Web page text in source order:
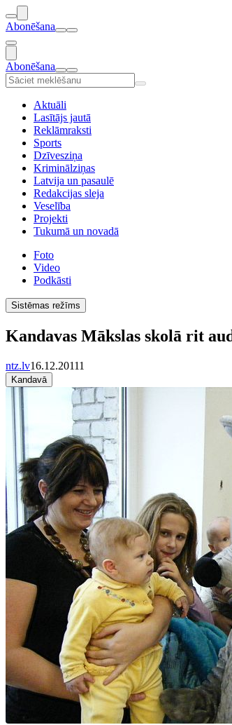
Abonēšana
Abonēšana
Aktuāli
Lasītājs jautā
Reklāmraksti
Sports
Dzīvesziņa
Kriminālziņas
Latvija un pasaulē
Redakcijas sleja
Veselība
Projekti
Tukumā un novadā
Foto
Video
Podkāsti
Sistēmas režīms
Kandavas Mākslas skolā rit
ntz.lv16.12.20111
Kandavā